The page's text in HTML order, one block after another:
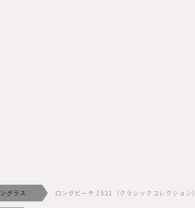
グラス ロングビーチ 1521（クラシックコレクション）